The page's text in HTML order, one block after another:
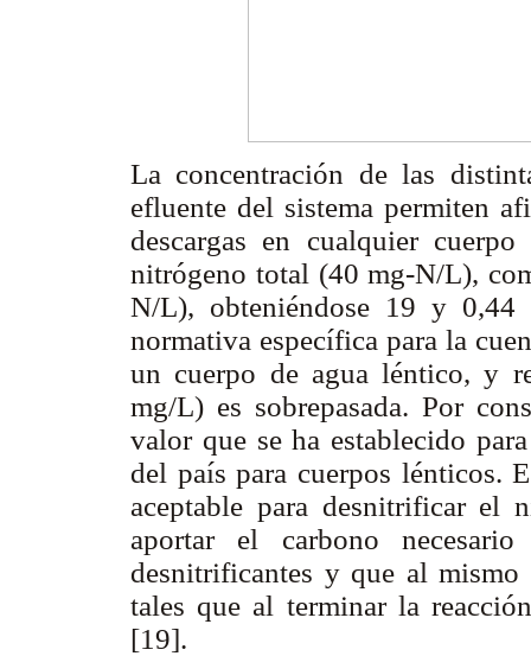
La concentración de las
efluente del sistema permiten
descargas en cualquier
nitrógeno total (40 mg-N/L),
N/L), obteniéndose 19 y 0,44
normativa específica para la
un cuerpo de agua léntico, y
mg/L) es sobrepasada. Por
valor que se ha establecido
del país para cuerpos lénticos.
aceptable para desnitrificar el
aportar el carbono
desnitrificantes y que al
tales que al terminar la
[19].